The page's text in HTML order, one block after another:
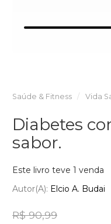
Saúde & Fitness Vida
Diabetes
sabor.
Este livro teve 1 venda
Autor(a): Elcio A. Budai
R$ 90,99